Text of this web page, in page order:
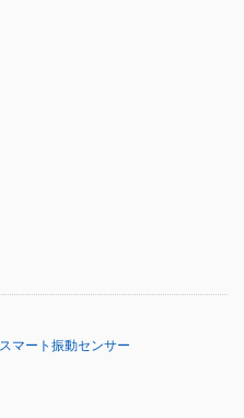
スマート振動センサー